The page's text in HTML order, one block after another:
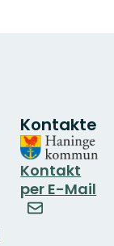
Kontakte
Kontakt
per E-Mail